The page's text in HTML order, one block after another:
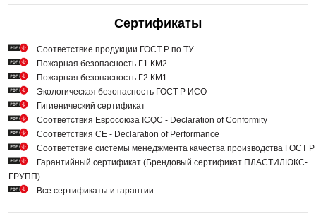
Сертификаты
Cоответствие продукции ГОСТ Р по ТУ
Пожарная безопасность Г1 КМ2
Пожарная безопасность Г2 КМ1
Экологическая безопасность ГОСТ Р ИСО
Гигиенический сертификат
Соответствия Евросоюза ICQC - Declaration of Conformity
Соответствия СЕ - Declaration of Performance
Соответствие системы менеджмента качества производства ГОСТ
Гарантийный сертификат (Брендовый сертификат ПЛАСТИЛЮКС-
ГРУПП)
Все сертификаты и гарантии